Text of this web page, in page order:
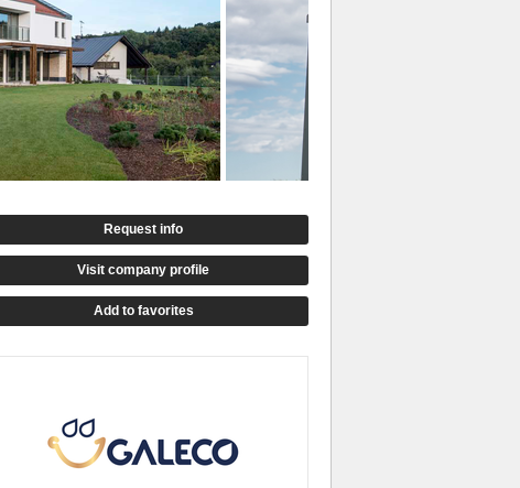
Request info
Visit company profile
Add to favorites